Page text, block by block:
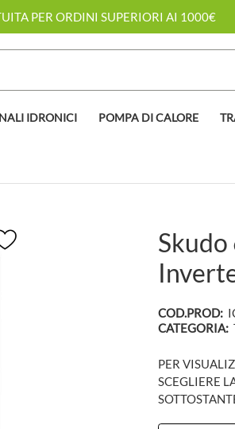
PER ORDINI SUPERIORI AI 1000€
IDRONICI POMPA DI CALORE
COD.PROD:
CATEGORIA:
PER
SCEGLIERE